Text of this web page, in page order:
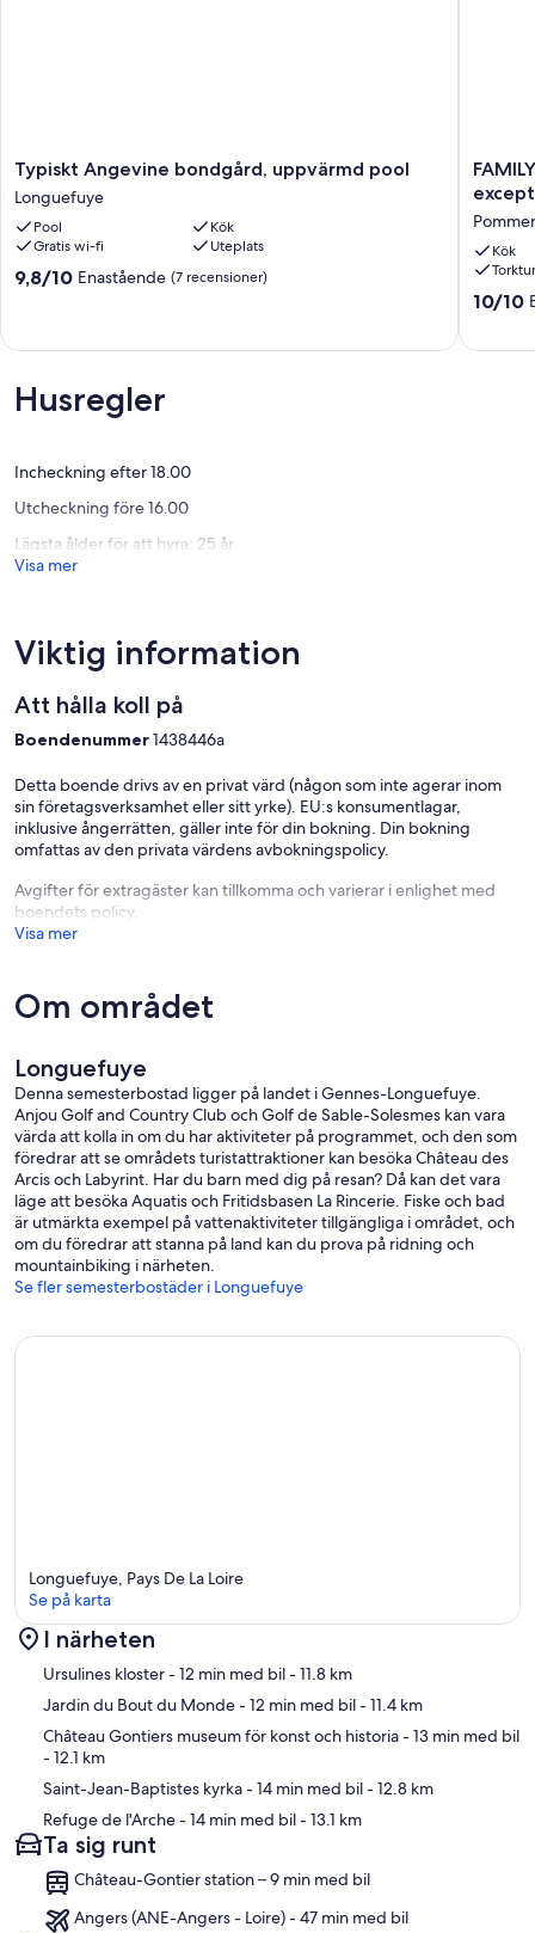
Typiskt
Angevine
bondgård,
uppvärmd
pool
Longuefuye
Typiskt Angevine bondgård, uppvärmd pool
Longuefuye
Pool
Kök
Gratis wi-fi
Uteplats
9.8
9,8/10 Enastående (7 recensioner)
FAMILY
HOME,
former
with
views.
Kök
10.0
10/10
Husregler
Incheckning efter 18.00
Utcheckning före 16.00
Lägsta ålder för att hyra: 25 år
Visa mer
Viktig information
Att hålla koll på
Boendenummer1438446a
Detta boende drivs av en privat värd (någon som inte agerar inom
sin företagsverksamhet eller sitt yrke). EU:s konsumentlagar,
inklusive ångerrätten, gäller inte för din bokning. Din bokning
omfattas av den privata värdens avbokningspolicy.
Avgifter för extragäster kan tillkomma och varierar i enlighet med
boendets policy.
Visa mer
Om området
Longuefuye
Denna semesterbostad ligger på landet i Gennes-Longuefuye.
Anjou Golf and Country Club och Golf de Sable-Solesmes kan vara
värda att kolla in om du har aktiviteter på programmet, och den som
föredrar att se områdets turistattraktioner kan besöka Château des
Arcis och Labyrint. Har du barn med dig på resan? Då kan det vara
läge att besöka Aquatis och Fritidsbasen La Rincerie. Fiske och bad
är utmärkta exempel på vattenaktiviteter tillgängliga i området, och
om du föredrar att stanna på land kan du prova på ridning och
mountainbiking i närheten.
Se fler semesterbostäder i Longuefuye
Karta
Longuefuye, Pays De La Loire
Se på karta
I närheten
Ursulines kloster- 12 min med bil- 11.8 km
Jardin du Bout du Monde- 12 min med bil- 11.4 km
Château Gontiers museum för konst och historia- 13 min med bil
- 12.1 km
Saint-Jean-Baptistes kyrka- 14 min med bil- 12.8 km
Refuge de l'Arche- 14 min med bil- 13.1 km
Ta sig runt
Château-Gontier station – 9 min med bil
Angers (ANE-Angers - Loire) - 47 min med bil